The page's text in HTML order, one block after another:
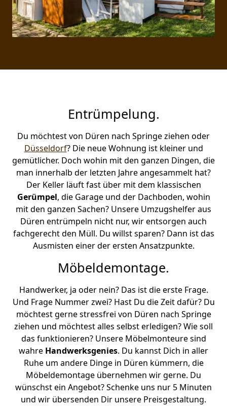
Entrümpelung.
Du möchtest von Düren nach Springe ziehen oder
Düsseldorf? Die neue Wohnung ist kleiner und
gemütlicher. Doch wohin mit den ganzen Dingen, die
man innerhalb der letzten Jahre angesammelt hat?
Der Keller läuft fast über mit dem klassischen
Gerümpel, die Garage und der Dachboden, wohin
mit den ganzen Sachen? Unsere Umzugshelfer aus
Düren entrümpeln nicht nur, wir entsorgen auch
fachgerecht den Müll. Du willst sparen? Dann ist das
Ausmisten einer der ersten Ansatzpunkte.
Möbeldemontage.
Handwerker, ja oder nein? Das ist die erste Frage.
Und Frage Nummer zwei? Hast Du die Zeit dafür? Du
möchtest gerne stressfrei von Düren nach Springe
ziehen und möchtest alles selbst erledigen? Wie soll
das funktionieren? Unsere Möbelmonteure sind
wahre Handwerksgenies. Du kannst Dich in aller
Ruhe um andere Dinge in Düren kümmern, die
Möbeldemontage übernehmen wir gerne. Du
wünschst ein Angebot? Schenke uns nur 5 Minuten
und wir übersenden Dir unsere Preisgestaltung.